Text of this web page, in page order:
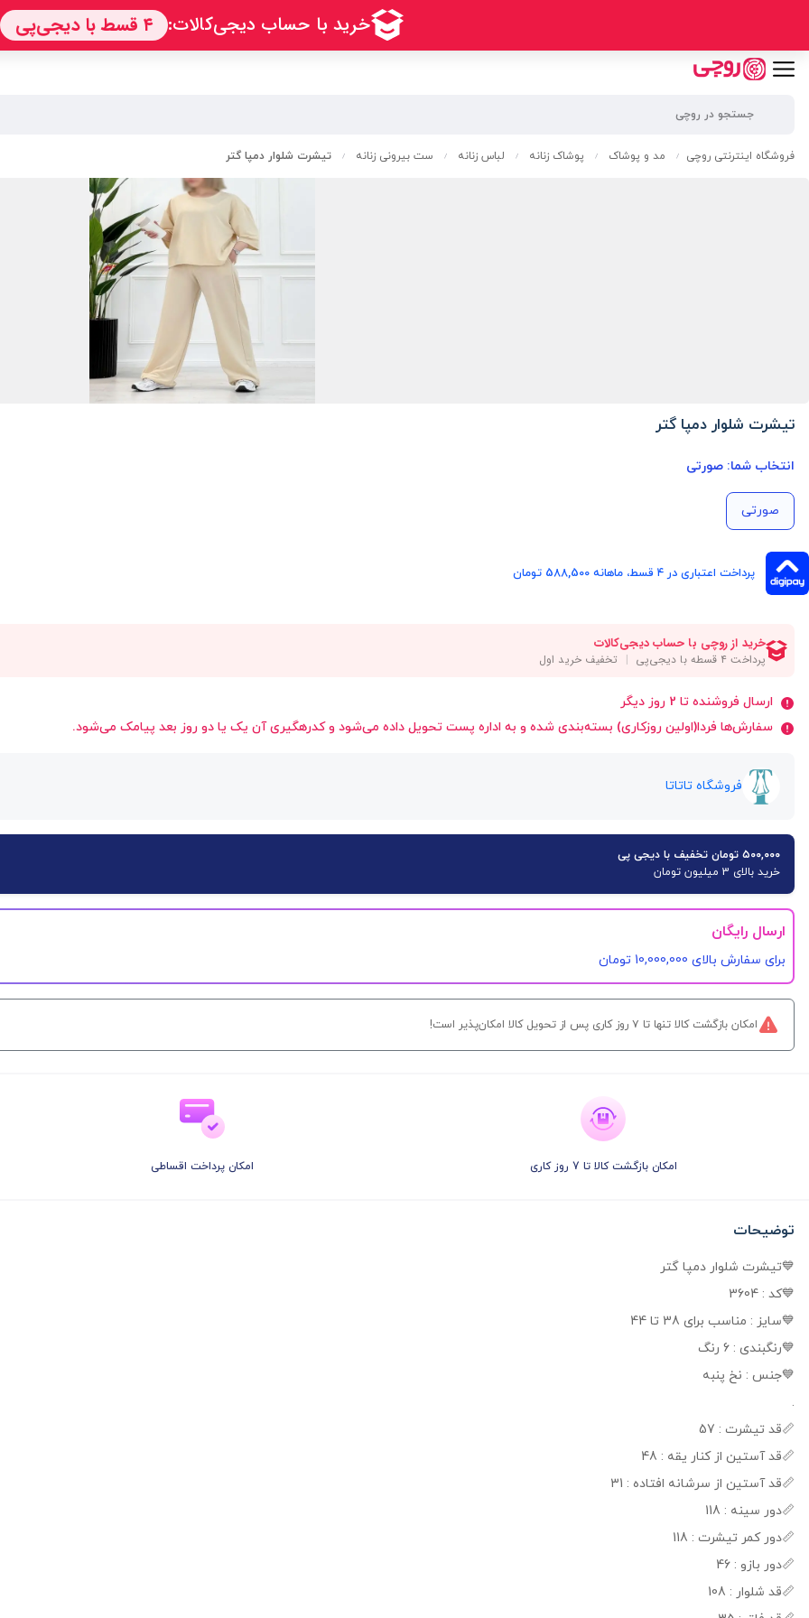
فروشگاه اینترنتی روچی / مد و پوشاک / پوشاک زنانه / لباس زنانه / ست بیرونی زنانه / تیشرت شلوار دمپا گتر
تیشرت شلوار دمپا گتر
انتخاب شما: صورتی
صورتی
پرداخت اعتباری در ۴ قسط، ماهانه 588,500 تومان
ارسال فروشنده تا 2 روز دیگر
سفارش‌ها فردا(اولین روزکاری) بسته‌بندی شده و به اداره پست تحویل داده می‌شود و کدرهگیری آن یک یا دو روز بعد پیامک می‌شود.
فروشگاه تاتاتا
۵۰۰,۰۰۰ تومان تخفیف با دیجی پی
خرید بالای 3 میلیون تومان
ارسال رایگان
برای سفارش‌ بالای 10,000,000 تومان
امکان بازگشت کالا تنها تا ۷ روز کاری پس از تحویل کالا امکان‌پذیر است!
امکان بازگشت کالا تا 7 روز کاری امکان پرداخت اقساطی
توضیحات
💙تیشرت شلوار دمپا گتر
💙کد : 3604
💙سایز : مناسب برای 38 تا 44
💙رنگبندی : 6 رنگ
💙جنس : نخ پنبه
.
📏قد تیشرت : 57
📏قد آستین از کنار یقه : 48
📏قد آستین از سرشانه افتاده : 31
📏دور سینه : 118
📏دور کمر تیشرت : 118
📏دور بازو : 46
📏قد شلوار : 108